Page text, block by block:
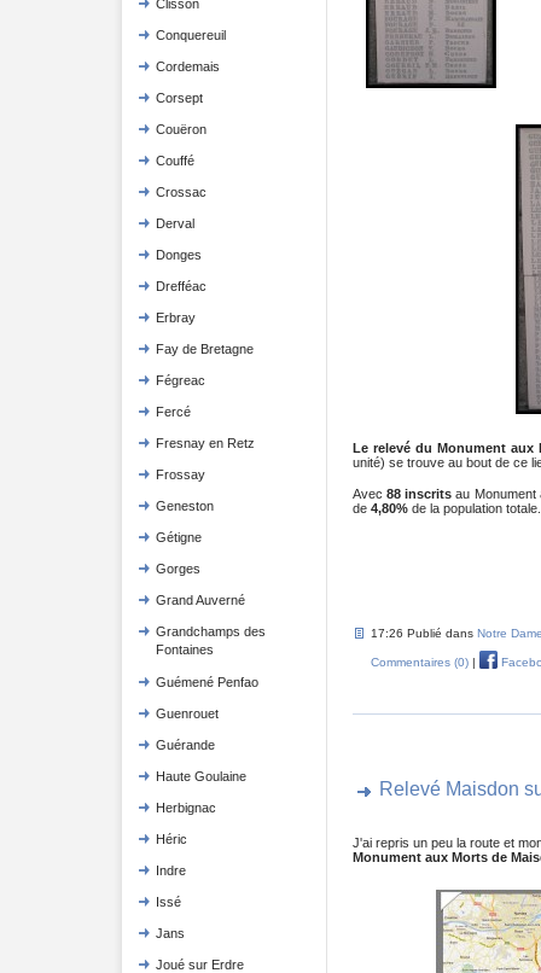
Clisson
Conquereuil
Cordemais
Corsept
Couëron
Couffé
Crossac
Derval
Donges
Drefféac
Erbray
Fay de Bretagne
Fégreac
Fercé
Fresnay en Retz
Frossay
Geneston
Gétigne
Gorges
Grand Auverné
Grandchamps des
Fontaines
Guémené Penfao
Guenrouet
Guérande
Haute Goulaine
Herbignac
Héric
Indre
Issé
Jans
Joué sur Erdre
Le relevé du Monument aux
unité) se trouve au bout de ce
Avec 88 inscrits au
de 4,80%de la population totale.
17:26 Publié dans Notre
Commentaires (0)|
Relevé Maisdon
J'ai repris un peu la route et
Monument aux Morts de